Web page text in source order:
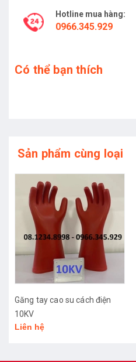
Hotline mua hàng:
0966.345.929
Có thể bạn thích
Sản phẩm cùng loại
Găng tay cao su cách điện
10KV
Liên hệ